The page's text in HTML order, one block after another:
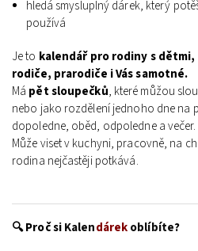
hledá smysluplný dárek, který
používá
Je to kalendář pro rodiny s
rodiče, prarodiče i Vás samotné.
Má pět sloupečků, které můžou
nebo jako rozdělení jednoho dne na
dopoledne, oběd, odpoledne a večer.
Může viset v kuchyni, pracovně, na
rodina nejčastěji potkává.
🔍 Proč siKalendárekoblíbíte?